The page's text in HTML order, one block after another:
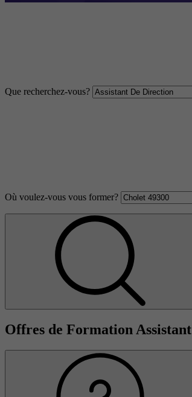
Que recherchez-vous?
Où voulez-vous vous former?
Offres de Formation